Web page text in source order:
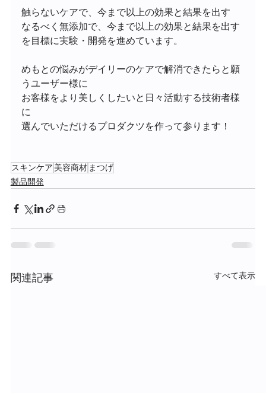
触らないケアで、今まで以上の効果と結果を出す
なるべく無添加で、今まで以上の効果と結果を出す
を目標に実験・開発を進めています。
めもとの悩みがデイリーのケアで解消できたらと願
うユーザー様に
お客様をより美しくしたいと日々活動する技術者様
に
選んでいただけるプロダクツを作って参ります！
スキンケア 美容商材 まつげ
製品開発
関連記事 すべて表示